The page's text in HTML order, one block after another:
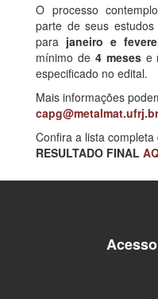
O processo
parte de seus
para janeiro e
mínimo de 4 mesese
especificado no edital.
Mais informações
capg@metalmat.ufrj.br
Confira a lista
RESULTADO FINAL